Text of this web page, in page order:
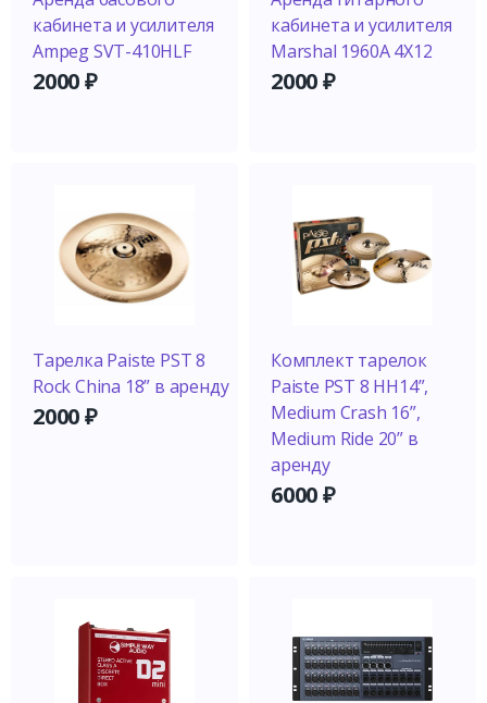
кабинета и усилителя
Ampeg SVT-410HLF
2000₽
кабинета и усилителя
Marshal 1960A 4X12
2000₽
Тарелка Paiste PST 8
Rock China 18” в аренду
2000₽
Комплект тарелок
Paiste PST 8 HH14”,
Medium Crash 16”,
Medium Ride 20” в
аренду
6000₽